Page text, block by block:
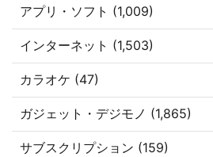
アプリ・ソフト (1,009)
インターネット (1,503)
カラオケ (47)
ガジェット・デジモノ (1,865)
サブスクリプション (159)